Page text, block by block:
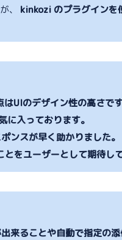
、
kinkozi のプラグインを
UIのデザイン性の高さです
入っております。
ンスが早く助かりました。
をユーザーとして期待し
来ることや自動で指定の